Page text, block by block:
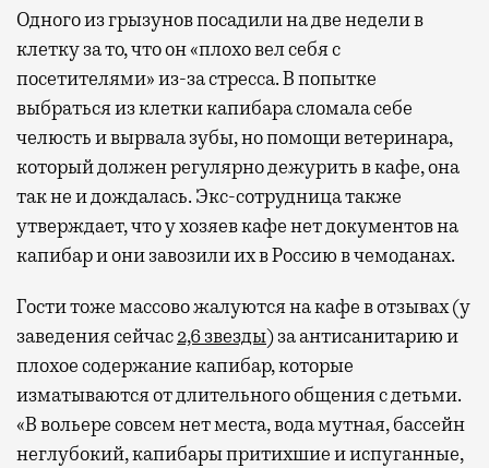
А ожидание рейса все чаще превращается
не в потерянное время, а в возможность
спокойно закончить дела или спланировать
активности в путешествии, например
забронировать нужные билеты и рестораны.
Бизнес-зал становится местом, где можно
провести переговоры, поработать или просто
выпить кофе, наблюдая сквозь панорамные
окна за тем, как взлетают и садятся
самолеты. В Москве нет недостатка
в лаунжах. В аэропортах их обычно
несколько — в разных зонах воздушных
гаваней. На некоторых вокзалах — тоже.
Лаунжи доступны на Ленинградском,
Одного из грызунов посадили на две недели в
клетку за то, что он «плохо вел себя с
посетителями» из-за стресса. В попытке
выбраться из клетки капибара сломала себе
челюсть и вырвала зубы, но помощи ветеринара,
который должен регулярно дежурить в кафе, она
так не и дождалась. Экс-сотрудница также
утверждает, что у хозяев кафе нет документов на
капибар и они завозили их в Россию в чемоданах.
Гости тоже массово жалуются на кафе в отзывах (у
заведения сейчас2,6 звезды) за антисанитарию и
плохое содержание капибар, которые
изматываются от длительного общения с детьми.
«В вольере совсем нет места, вода мутная, бассейн
неглубокий, капибары притихшие и испуганные,